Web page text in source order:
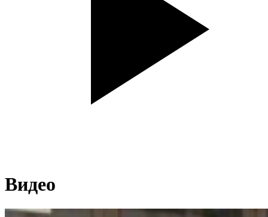
Видео